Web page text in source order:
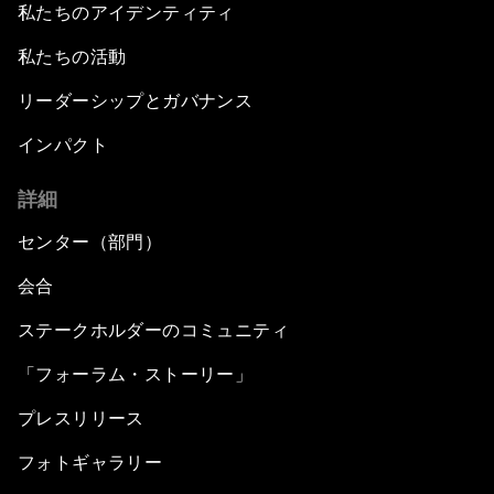
私たちのアイデンティティ
私たちの活動
リーダーシップとガバナンス
インパクト
詳細
センター（部門）
会合
ステークホルダーのコミュニティ
「フォーラム・ストーリー」
プレスリリース
フォトギャラリー